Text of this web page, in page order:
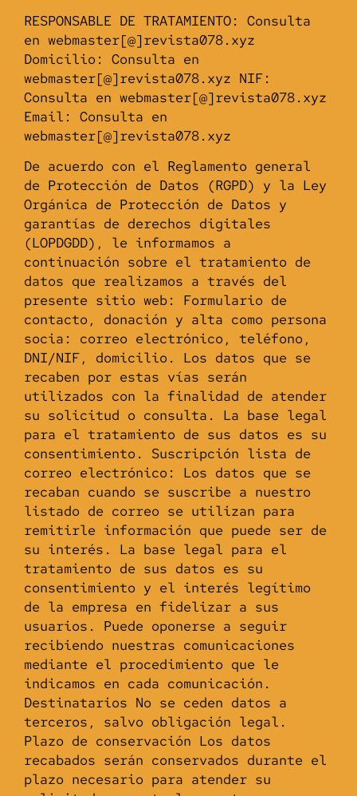
RESPONSABLE DE TRATAMIENTO: Consulta
en webmaster[@]revista078.xyz
Domicilio: Consulta en
webmaster[@]revista078.xyz NIF:
Consulta en webmaster[@]revista078.xyz
Email: Consulta en
webmaster[@]revista078.xyz
De acuerdo con el Reglamento general
de Protección de Datos (RGPD) y la Ley
Orgánica de Protección de Datos y
garantías de derechos digitales
(LOPDGDD), le informamos a
continuación sobre el tratamiento de
datos que realizamos a través del
presente sitio web: Formulario de
contacto, donación y alta como persona
socia: correo electrónico, teléfono,
DNI/NIF, domicilio. Los datos que se
recaben por estas vías serán
utilizados con la finalidad de atender
su solicitud o consulta. La base legal
para el tratamiento de sus datos es su
consentimiento. Suscripción lista de
correo electrónico: Los datos que se
recaban cuando se suscribe a nuestro
listado de correo se utilizan para
remitirle información que puede ser de
su interés. La base legal para el
tratamiento de sus datos es su
consentimiento y el interés legítimo
de la empresa en fidelizar a sus
usuarios. Puede oponerse a seguir
recibiendo nuestras comunicaciones
mediante el procedimiento que le
indicamos en cada comunicación.
Destinatarios No se ceden datos a
terceros, salvo obligación legal.
Plazo de conservación Los datos
recabados serán conservados durante el
plazo necesario para atender su